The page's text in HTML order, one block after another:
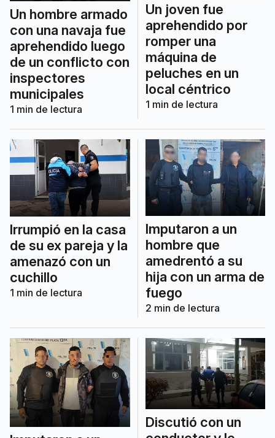
Un hombre armado
con una navaja fue
aprehendido luego
de un conflicto con
inspectores
municipales
1 min de lectura
Un joven fue
aprehendido por
romper una
máquina de
peluches en un
local céntrico
1 min de lectura
Irrumpió en la casa
de su ex pareja y la
amenazó con un
cuchillo
1 min de lectura
Imputaron a un
hombre que
amedrentó a su
hija con un arma de
fuego
2 min de lectura
Discutió con un